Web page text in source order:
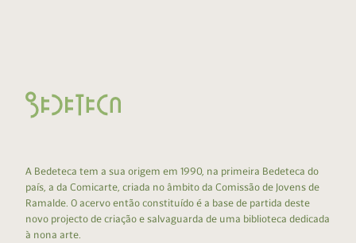
A Bedeteca tem a sua origem em 1990, na primeira Bedeteca do
país, a da Comicarte, criada no âmbito da Comissão de Jovens de
Ramalde. O acervo então constituído é a base de partida deste
novo projecto de criação e salvaguarda de uma biblioteca dedicada
à nona arte.